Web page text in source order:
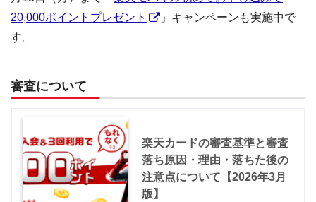
20,000ポイントプレゼント
」キャンペーンも実施中で
す。
審査について
楽天カードの審査基準と審査
落ち原因・理由・落ちた後の
注意点について【2026年3月
版】